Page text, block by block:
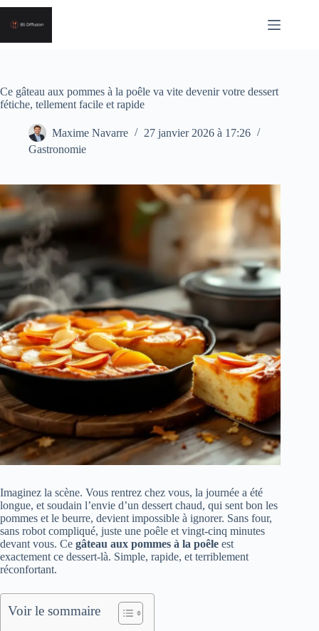
Passer
contenu
Ce gâteau aux pommes à la poêle va vite devenir votre dessert
fétiche, tellement facile et rapide
Maxime Navarre
27 janvier 2026 à 17:26
Gastronomie
Imaginez la scène. Vous rentrez chez vous, la journée a été
longue, et soudain l’envie d’un dessert chaud, qui sent bon les
pommes et le beurre, devient impossible à ignorer. Sans four,
sans robot compliqué, juste une poêle et vingt-cinq minutes
devant vous. Ce gâteau aux pommes à la poêle est
exactement ce dessert-là. Simple, rapide, et terriblement
réconfortant.
Voir le sommaire